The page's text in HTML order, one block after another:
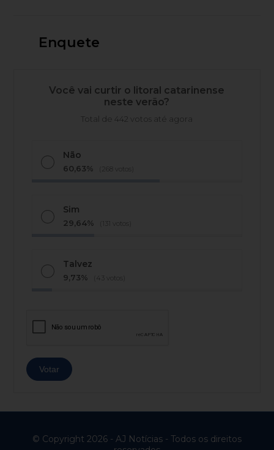
Enquete
Você vai curtir o litoral catarinense
neste verão?
Total de 442 votos até agora
Não
60,63% (268 votos)
Sim
29,64% (131 votos)
Talvez
9,73% (43 votos)
© Copyright 2026 - AJ Notícias - Todos os direitos